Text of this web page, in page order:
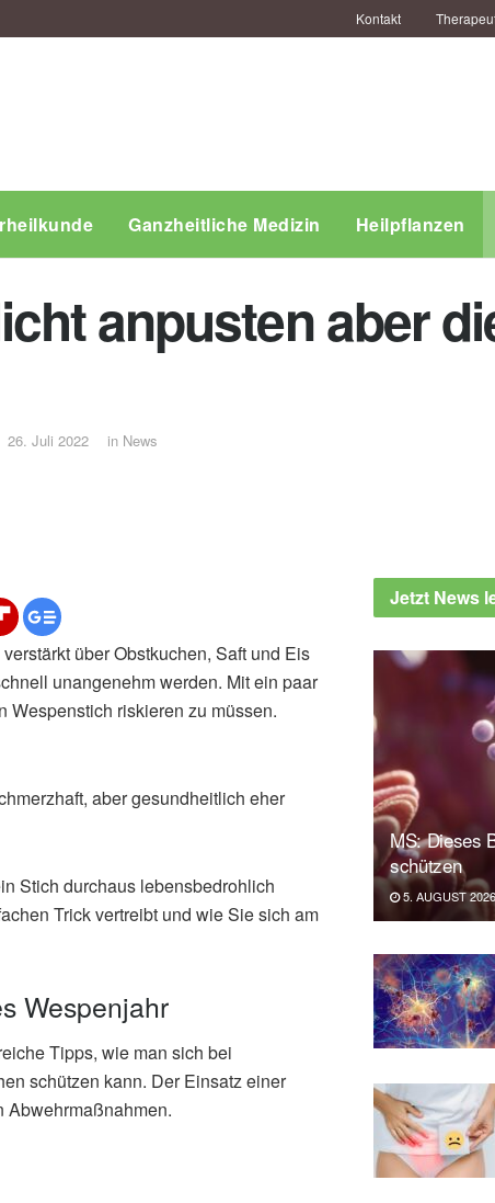
Kontakt
Ganzheitliche Medizin Heilpflanzen
anpusten aber
26. Juli 2022 in News
über Obstkuchen, Saft und Eis
unangenehm werden. Mit ein paar
Wespenstich riskieren zu müssen.
aber gesundheitlich eher
Stich durchaus lebensbedrohlich
Trick vertreibt und wie Sie sich am
Wespenjahr
Tipps, wie man sich bei
schützen kann. Der Einsatz einer
Abwehrmaßnahmen.
Jetzt News
MS: Dieses
schützen
5. AUGUST 2026